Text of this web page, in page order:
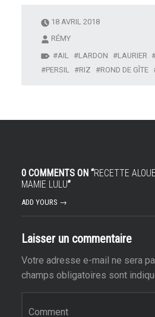
18 AVRIL 2018
RÉMY
AIL
LARDON LAURIER
PERSIL
RIZ ROND DE GÎTE
0 COMMENTS ON “RECETTE
MAMIE LULU”
ADD YOURS →
Laisser un commentaire
Votre adresse e-mail ne sera
champs obligatoires sont